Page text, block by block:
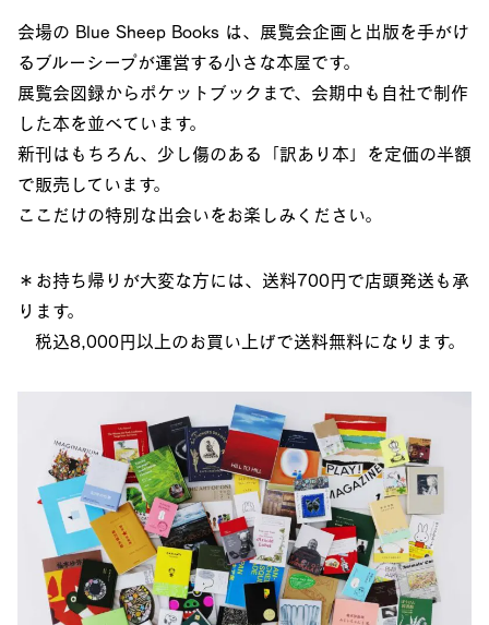
会場の Blue Sheep Books は、展覧会企画と出版を手がけ
るブルーシープが運営する小さな本屋です。
展覧会図録からポケットブックまで、会期中も自社で制作
した本を並べています。
新刊はもちろん、少し傷のある「訳あり本」を定価の半額
で販売しています。
ここだけの特別な出会いをお楽しみください。
＊お持ち帰りが大変な方には、送料700円で店頭発送も承
ります。
税込8,000円以上のお買い上げで送料無料になります。